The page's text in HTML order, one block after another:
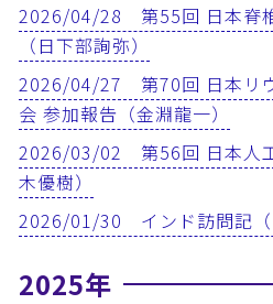
2026/04/28 第55回 日本脊
（日下部詢弥）
2026/04/27 第70回 日本リ
会 参加報告（金淵龍一）
2026/03/02 第56回 日本人
木優樹）
2026/01/30 インド訪問記（
2025年